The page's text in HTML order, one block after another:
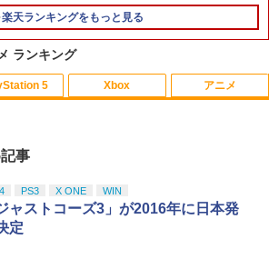
楽天ランキングをもっと見る
[メール便OK]【新品】【PS5】MotoGP
￥920
【レビュー評価上昇中】 新型 PS5 Slim /
ランキング
スプラトゥーン レイダース|オンライン
￥5,832
5
PlayStation 5 デジタル・エディション
ese only (CFI-2200B01)
￥55,000
Xbox
【純正品】Xbox ワイヤレス コントロー
￥8,300
アニメ
【Amazon.co.jp限定】劇場版モノノ怪
ナル三方背収納ケース付きコレクション)
(オリジナル特典:オリジナル巾着＋メー
カー特典:【坤と離】二振りの剣、十翼よ
り来たる！スタジオ描き下ろしイラスト
事
PS3 X ONE WIN
ャストコーズ3」が2016年に日本発
定